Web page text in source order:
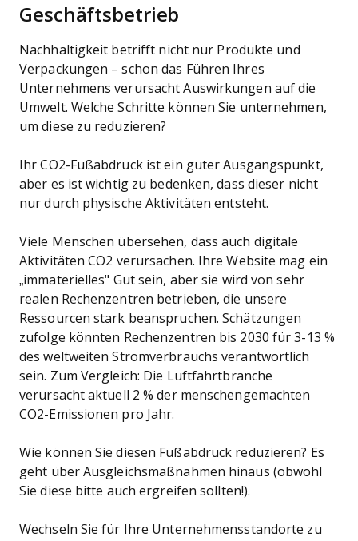
Geschäftsbetrieb
Nachhaltigkeit betrifft nicht nur Produkte und
Verpackungen – schon das Führen Ihres
Unternehmens verursacht Auswirkungen auf die
Umwelt. Welche Schritte können Sie unternehmen,
um diese zu reduzieren?
Ihr CO2-Fußabdruck ist ein guter Ausgangspunkt,
aber es ist wichtig zu bedenken, dass dieser nicht
nur durch physische Aktivitäten entsteht.
Viele Menschen übersehen, dass auch digitale
Aktivitäten CO2 verursachen. Ihre Website mag ein
„immaterielles" Gut sein, aber sie wird von sehr
realen Rechenzentren betrieben, die unsere
Ressourcen stark beanspruchen. Schätzungen
zufolge könnten Rechenzentren bis 2030 für 3-13 %
des weltweiten Stromverbrauchs verantwortlich
sein. Zum Vergleich: Die Luftfahrtbranche
verursacht aktuell 2 % der menschengemachten
CO2-Emissionen pro Jahr.
Wie können Sie diesen Fußabdruck reduzieren? Es
geht über Ausgleichsmaßnahmen hinaus (obwohl
Sie diese bitte auch ergreifen sollten!).
Wechseln Sie für Ihre Unternehmensstandorte zu